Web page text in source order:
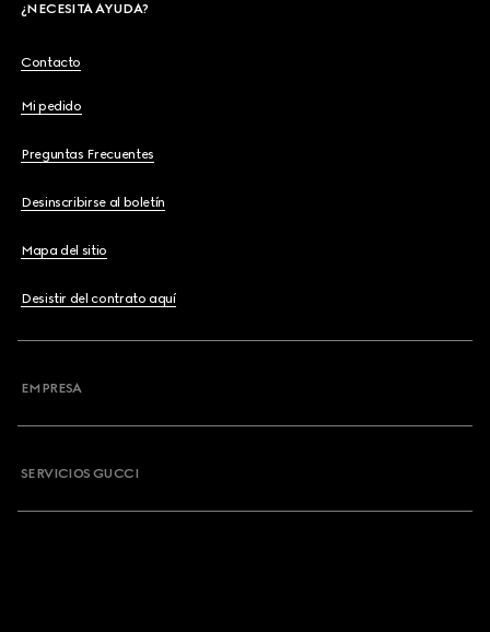
¿NECESITA AYUDA?
Contacto
Mi pedido
Preguntas Frecuentes
Desinscribirse al boletín
Mapa del sitio
Desistir del contrato aquí
EMPRESA
SERVICIOS GUCCI